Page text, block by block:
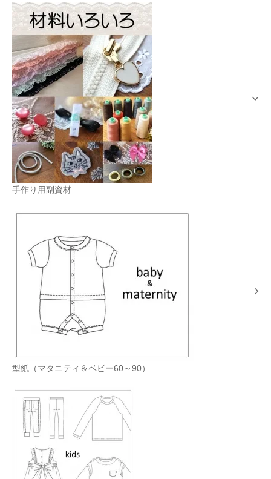
手作り用副資材
型紙（マタニティ＆ベビー60～90）